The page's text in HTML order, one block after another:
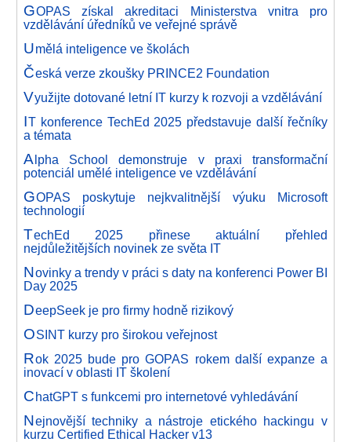
GOPAS získal akreditaci Ministerstva vnitra pro
vzdělávání úředníků ve veřejné správě
Umělá inteligence ve školách
Česká verze zkoušky PRINCE2 Foundation
Využijte dotované letní IT kurzy k rozvoji a vzdělávání
IT konference TechEd 2025 představuje další řečníky
a témata
Alpha School demonstruje v praxi transformační
potenciál umělé inteligence ve vzdělávání
GOPAS poskytuje nejkvalitnější výuku Microsoft
technologií
TechEd 2025 přinese aktuální přehled
nejdůležitějších novinek ze světa IT
Novinky a trendy v práci s daty na konferenci Power BI
Day 2025
DeepSeek je pro firmy hodně rizikový
OSINT kurzy pro širokou veřejnost
Rok 2025 bude pro GOPAS rokem další expanze a
inovací v oblasti IT školení
ChatGPT s funkcemi pro internetové vyhledávání
Nejnovější techniky a nástroje etického hackingu v
kurzu Certified Ethical Hacker v13